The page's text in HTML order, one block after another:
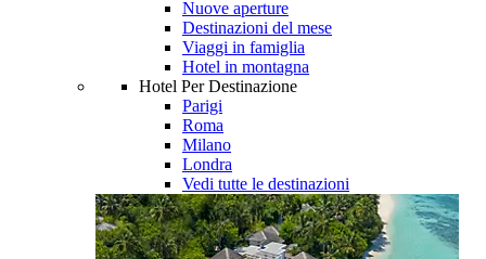
Nuove aperture
Destinazioni del mese
Viaggi in famiglia
Hotel in montagna
Hotel Per Destinazione
Parigi
Roma
Milano
Londra
Vedi tutte le destinazioni